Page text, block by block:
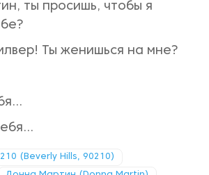
ты просишь, чтобы я
Ты женишься на мне?
(Beverly Hills, 90210)